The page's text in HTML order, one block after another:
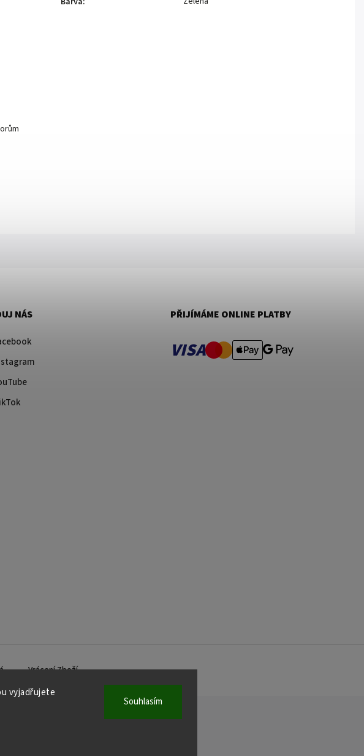
vyjadřujete
Souhlasím
NÁS PŘIJÍMÁME ONLINE PLATBY
VISA
Vrácení Zboží